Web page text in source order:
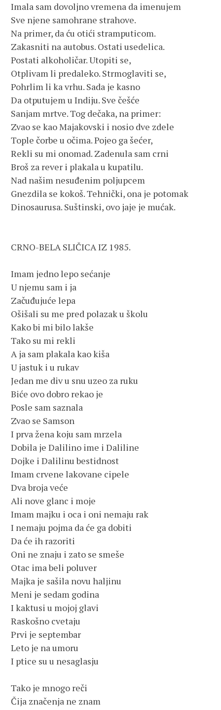
Imala sam dovoljno vremena da imenujem
Sve njene samohrane strahove.
Na primer, da ću otići stramputicom.
Zakasniti na autobus. Ostati usedelica.
Postati alkoholičar. Utopiti se,
Otplivam li predaleko. Strmoglaviti se,
Pohrlim li ka vrhu. Sada je kasno
Da otputujem u Indiju. Sve češće
Sanjam mrtve. Tog dečaka, na primer:
Zvao se kao Majakovski i nosio dve zdele
Tople čorbe u očima. Pojeo ga šećer,
Rekli su mi onomad. Zadenula sam crni
Broš za rever i plakala u kupatilu.
Nad našim nesuđenim poljupcem
Gnezdila se kokoš. Tehnički, ona je potomak
Dinosaurusa. Suštinski, ovo jaje je mućak.
CRNO-BELA SLIČICA IZ 1985.
Imam jedno lepo sećanje
U njemu sam i ja
Začuđujuće lepa
Ošišali su me pred polazak u školu
Kako bi mi bilo lakše
Tako su mi rekli
A ja sam plakala kao kiša
U jastuk i u rukav
Jedan me div u snu uzeo za ruku
Biće ovo dobro rekao je
Posle sam saznala
Zvao se Samson
I prva žena koju sam mrzela
Dobila je Dalilino ime i Daliline
Dojke i Dalilinu bestidnost
Imam crvene lakovane cipele
Dva broja veće
Ali nove glanc i moje
Imam majku i oca i oni nemaju rak
I nemaju pojma da će ga dobiti
Oni ne znaju i zato se smeše
Otac ima beli poluver
Majka je sašila novu haljinu
Meni je sedam godina
I kaktusi u mojoj glavi
Raskošno cvetaju
Prvi je septembar
Leto je na umoru
I ptice su u nesaglasju
Tako je mnogo reči
Čija značenja ne znam